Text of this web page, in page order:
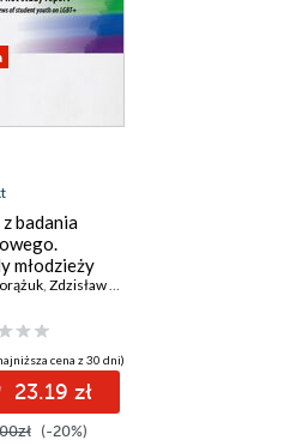
badania
młodzieży
na temat
, Zdzisław Sirojć
cena z 30 dni)
23.19 zł
(-20%)